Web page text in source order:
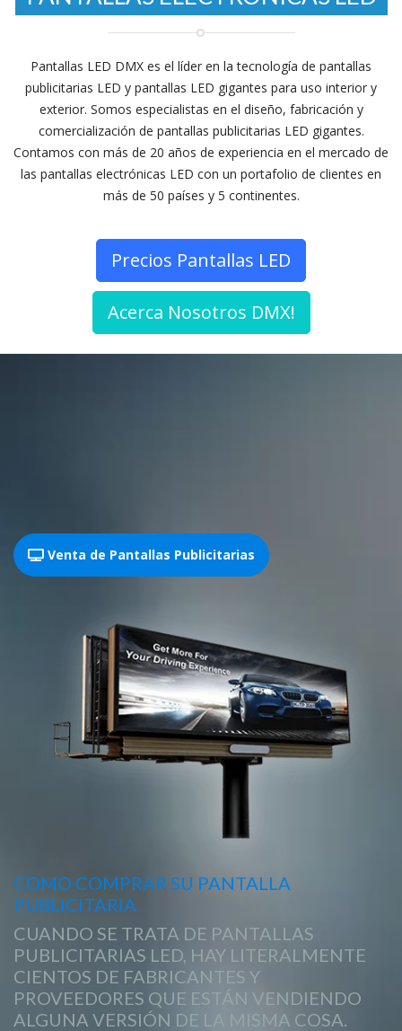
Pantallas LED DMX es el líder en la tecnología de pantallas
publicitarias LED y pantallas LED gigantes para uso interior y
exterior. Somos especialistas en el diseño, fabricación y
comercialización de pantallas publicitarias LED gigantes.
Contamos con más de 20 años de experiencia en el mercado de
las pantallas electrónicas LED con un portafolio de clientes en
más de 50 países y 5 continentes.
Precios Pantallas LED
Acerca Nosotros DMX!
Venta de Pantallas Publicitarias
COMO COMPRAR SU PANTALLA
PUBLICITARIA
CUANDO SE TRATA DE PANTALLAS
PUBLICITARIAS LED, HAY LITERALMENTE
CIENTOS DE FABRICANTES Y
PROVEEDORES QUE ESTÁN VENDIENDO
ALGUNA VERSIÓN DE LA MISMA COSA.